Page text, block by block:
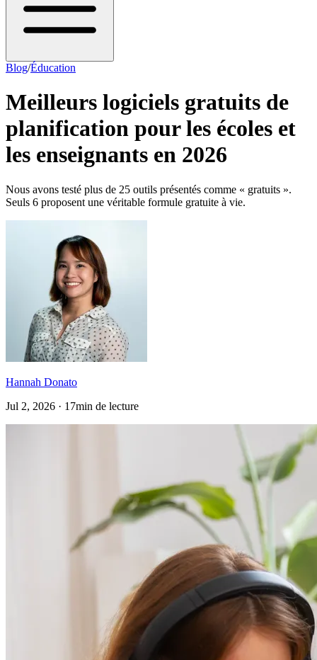
Blog/Éducation
Meilleurs logiciels gratuits de
planification pour les écoles et
les enseignants en 2026
Nous avons testé plus de 25 outils présentés comme « gratuits ».
Seuls 6 proposent une véritable formule gratuite à vie.
Hannah Donato
Jul 2, 2026 · 17min de lecture